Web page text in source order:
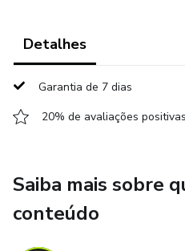
Detalhes
Garantia de 7 dias
20% de avaliações positivas
Saiba mais sobre
conteúdo